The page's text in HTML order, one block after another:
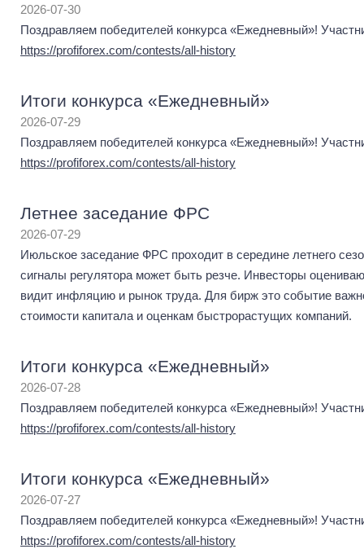
2026-07-30
Поздравляем победителей конкурса «Ежедневный»!
https://profiforex.com/contests/all-history
Итоги конкурса «Ежедневный»
2026-07-29
Поздравляем победителей конкурса «Ежедневный»!
https://profiforex.com/contests/all-history
Летнее заседание ФРС
2026-07-29
Июльское заседание ФРС проходит в середине летнего
сигналы регулятора может быть резче. Инвесторы
видит инфляцию и рынок труда. Для бирж это событие
стоимости капитала и оценкам быстрорастущих компаний.
Итоги конкурса «Ежедневный»
2026-07-28
Поздравляем победителей конкурса «Ежедневный»!
https://profiforex.com/contests/all-history
Итоги конкурса «Ежедневный»
2026-07-27
Поздравляем победителей конкурса «Ежедневный»!
https://profiforex.com/contests/all-history